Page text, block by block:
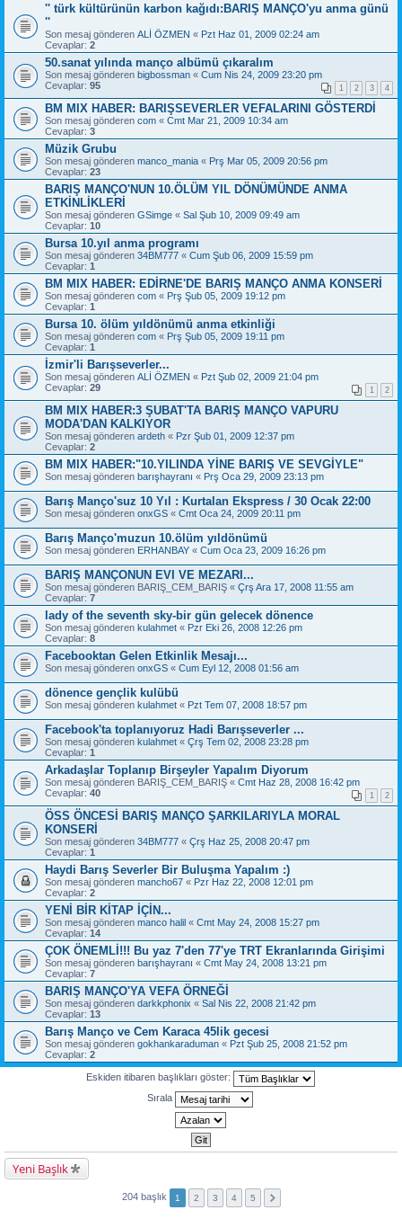
'' türk kültürünün karbon kağıdı:BARIŞ MANÇO'yu anma günü
''
Son mesaj gönderen ALİ ÖZMEN « Pzt Haz 01, 2009 02:24 am
Cevaplar: 2
50.sanat yılında manço albümü çıkaralım
Son mesaj gönderen bigbossman « Cum Nis 24, 2009 23:20 pm
Cevaplar: 95 1 2 3 4
BM MIX HABER: BARIŞSEVERLER VEFALARINI GÖSTERDİ
Son mesaj gönderen com « Cmt Mar 21, 2009 10:34 am
Cevaplar: 3
Müzik Grubu
Son mesaj gönderen manco_mania « Prş Mar 05, 2009 20:56 pm
Cevaplar: 23
BARIŞ MANÇO'NUN 10.ÖLÜM YIL DÖNÜMÜNDE ANMA
ETKİNLİKLERİ
Son mesaj gönderen GSimge « Sal Şub 10, 2009 09:49 am
Cevaplar: 10
Bursa 10.yıl anma programı
Son mesaj gönderen 34BM777 « Cum Şub 06, 2009 15:59 pm
Cevaplar: 1
BM MIX HABER: EDİRNE'DE BARIŞ MANÇO ANMA KONSERİ
Son mesaj gönderen com « Prş Şub 05, 2009 19:12 pm
Cevaplar: 1
Bursa 10. ölüm yıldönümü anma etkinliği
Son mesaj gönderen com « Prş Şub 05, 2009 19:11 pm
Cevaplar: 1
İzmir'li Barışseverler...
Son mesaj gönderen ALİ ÖZMEN « Pzt Şub 02, 2009 21:04 pm
Cevaplar: 29 1 2
BM MIX HABER:3 ŞUBAT'TA BARIŞ MANÇO VAPURU
MODA'DAN KALKIYOR
Son mesaj gönderen ardeth « Pzr Şub 01, 2009 12:37 pm
Cevaplar: 2
BM MIX HABER:"10.YILINDA YİNE BARIŞ VE SEVGİYLE"
Son mesaj gönderen barışhayranı « Prş Oca 29, 2009 23:13 pm
Barış Manço'suz 10 Yıl : Kurtalan Ekspress / 30 Ocak 22:00
Son mesaj gönderen onxGS « Cmt Oca 24, 2009 20:11 pm
Barış Manço'muzun 10.ölüm yıldönümü
Son mesaj gönderen ERHANBAY « Cum Oca 23, 2009 16:26 pm
BARIŞ MANÇONUN EVI VE MEZARI...
Son mesaj gönderen BARIŞ_CEM_BARIŞ « Çrş Ara 17, 2008 11:55 am
Cevaplar: 7
lady of the seventh sky-bir gün gelecek dönence
Son mesaj gönderen kulahmet « Pzr Eki 26, 2008 12:26 pm
Cevaplar: 8
Facebooktan Gelen Etkinlik Mesajı...
Son mesaj gönderen onxGS « Cum Eyl 12, 2008 01:56 am
dönence gençlik kulübü
Son mesaj gönderen kulahmet « Pzt Tem 07, 2008 18:57 pm
Facebook'ta toplanıyoruz Hadi Barışseverler ...
Son mesaj gönderen kulahmet « Çrş Tem 02, 2008 23:28 pm
Cevaplar: 1
Arkadaşlar Toplanıp Birşeyler Yapalım Diyorum
Son mesaj gönderen BARIŞ_CEM_BARIŞ « Cmt Haz 28, 2008 16:42 pm
Cevaplar: 40 1 2
ÖSS ÖNCESİ BARIŞ MANÇO ŞARKILARIYLA MORAL
KONSERİ
Son mesaj gönderen 34BM777 « Çrş Haz 25, 2008 20:47 pm
Cevaplar: 1
Haydi Barış Severler Bir Buluşma Yapalım :)
Son mesaj gönderen mancho67 « Pzr Haz 22, 2008 12:01 pm
Cevaplar: 2
YENİ BİR KİTAP İÇİN...
Son mesaj gönderen manco halil « Cmt May 24, 2008 15:27 pm
Cevaplar: 14
ÇOK ÖNEMLİ!!! Bu yaz 7'den 77'ye TRT Ekranlarında Girişimi
Son mesaj gönderen barışhayranı « Cmt May 24, 2008 13:21 pm
Cevaplar: 7
BARIŞ MANÇO'YA VEFA ÖRNEĞİ
Son mesaj gönderen darkkphonix « Sal Nis 22, 2008 21:42 pm
Cevaplar: 13
Barış Manço ve Cem Karaca 45lik gecesi
Son mesaj gönderen gokhankaraduman « Pzt Şub 25, 2008 21:52 pm
Cevaplar: 2
Eskiden itibaren başlıkları göster:
Sırala
Yeni Başlık
204 başlık 1 2 3 4 5